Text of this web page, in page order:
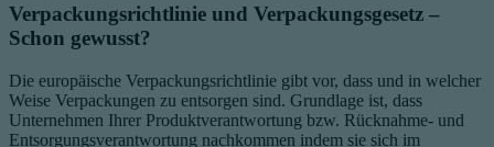
Verpackungsrichtlinie und Verpackungsgesetz –
Schon gewusst?
Die europäische Verpackungsrichtlinie gibt vor, dass und in welcher
Weise Verpackungen zu entsorgen sind. Grundlage ist, dass
Unternehmen Ihrer Produktverantwortung bzw. Rücknahme- und
Entsorgungsverantwortung nachkommen indem sie sich im